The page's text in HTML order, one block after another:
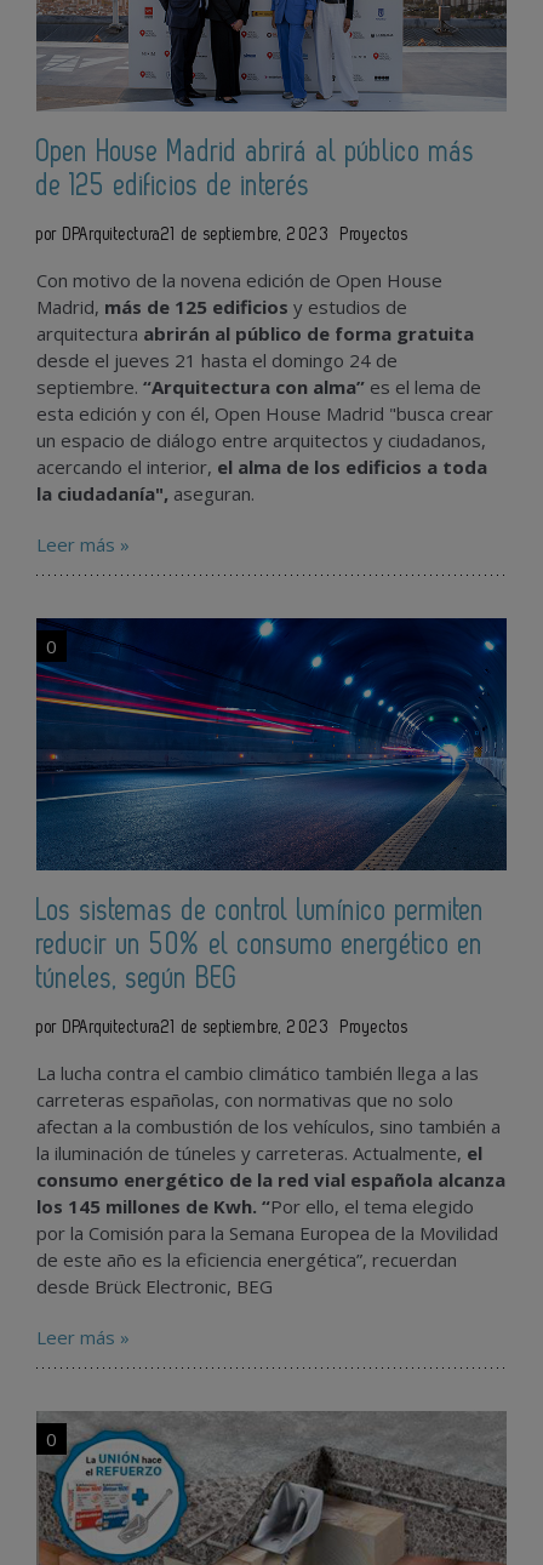
Open House Madrid abrirá al público más
de 125 edificios de interés
por DPArquitectura21 de septiembre, 2023 Proyectos
Con motivo de la novena edición de Open House
Madrid, más de 125 edificios y estudios de
arquitectura abrirán al público de forma gratuita
desde el jueves 21 hasta el domingo 24 de
septiembre. “Arquitectura con alma” es el lema de
esta edición y con él, Open House Madrid "busca crear
un espacio de diálogo entre arquitectos y ciudadanos,
acercando el interior, el alma de los edificios a toda
la ciudadanía", aseguran.
Leer más »
0
Los sistemas de control lumínico permiten
reducir un 50% el consumo energético en
túneles, según BEG
por DPArquitectura21 de septiembre, 2023 Proyectos
La lucha contra el cambio climático también llega a las
carreteras españolas, con normativas que no solo
afectan a la combustión de los vehículos, sino también a
la iluminación de túneles y carreteras. Actualmente, el
consumo energético de la red vial española alcanza
los 145 millones de Kwh. “Por ello, el tema elegido
por la Comisión para la Semana Europea de la Movilidad
de este año es la eficiencia energética”, recuerdan
desde Brück Electronic, BEG
Leer más »
0